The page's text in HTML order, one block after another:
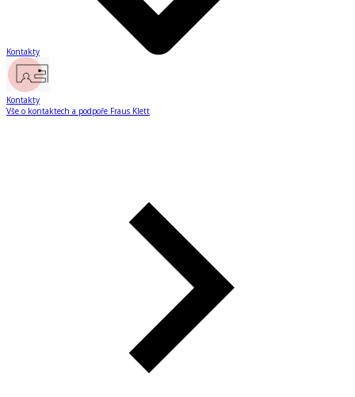
Kontakty
Kontakty
Vše o kontaktech a podpoře Fraus Klett